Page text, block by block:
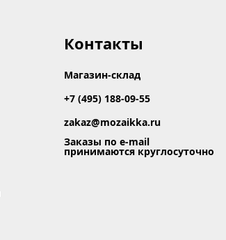
Сбросить фильтр
Контакты
Магазин-склад
+7 (495) 188-09-55
zakaz@mozaikka.ru
Заказы по e-mail
принимаются круглосуточно